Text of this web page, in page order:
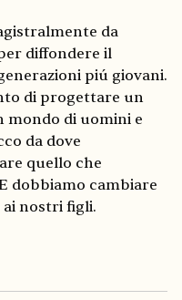
da
diffondere il
piú giovani.
di progettare un
mondo di uomini e
da dove
quello che
dobbiamo cambiare
ai nostri figli.